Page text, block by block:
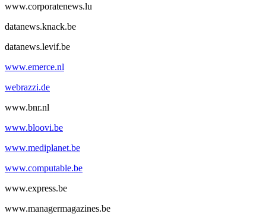
www.corporatenews.lu
datanews.knack.be
datanews.levif.be
www.emerce.nl
webrazzi.de
www.bnr.nl
www.bloovi.be
www.mediplanet.be
www.computable.be
www.express.be
www.managermagazines.be